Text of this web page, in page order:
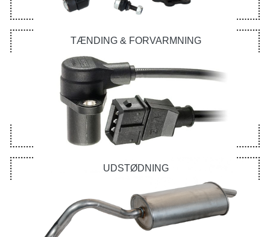
TÆNDING & FORVARMNING
UDSTØDNING